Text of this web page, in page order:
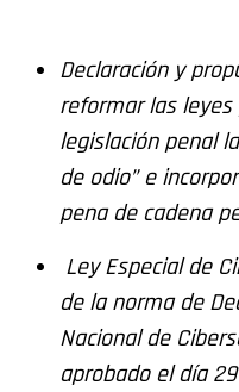
Declaración y
reformar las
legislación penal
de odio” e
pena de cadena
Ley Especial de
de la norma de
Nacional de
aprobado el día